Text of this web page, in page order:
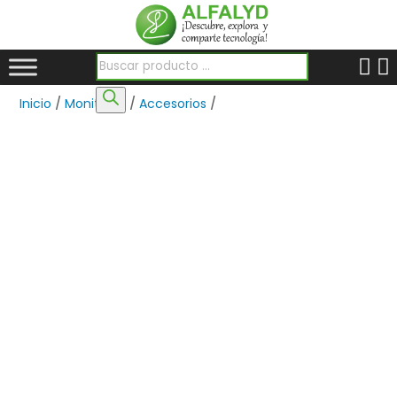
Búsqueda de productos
Inicio /Monitores /Accesorios /